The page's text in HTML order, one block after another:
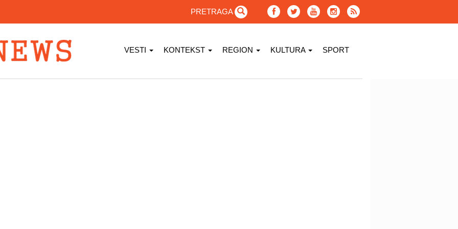
PRETRAGA
VESTI KONTEKST REGION KULTURA SPORT